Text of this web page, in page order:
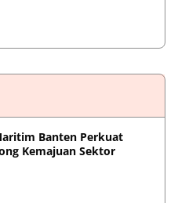
Banten Perkuat
Kemajuan Sektor